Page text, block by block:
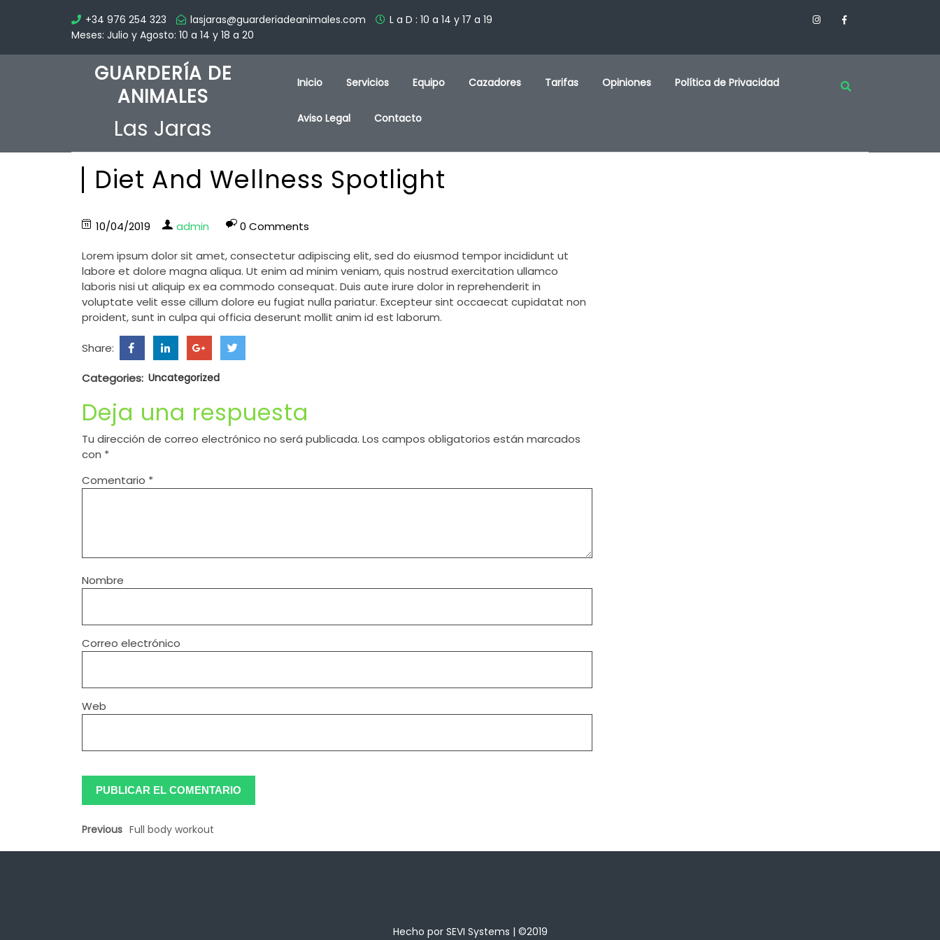
+34 976 254 323 lasjaras@guarderiadeanimales.com
L a D : 10 a 14 y 17 a 19
Meses: Julio y Agosto: 10 a 14 y 18 a 20
GUARDERÍA DE
ANIMALES
Las Jaras
Inicio Servicios Equipo Cazadores Tarifas Opiniones Política de Privacidad
Aviso Legal Contacto
Diet And Wellness Spotlight
10/04/2019 admin
0 Comments
Lorem ipsum dolor sit amet, consectetur adipiscing elit, sed do eiusmod tempor incididunt ut
labore et dolore magna aliqua. Ut enim ad minim veniam, quis nostrud exercitation ullamco
laboris nisi ut aliquip ex ea commodo consequat. Duis aute irure dolor in reprehenderit in
voluptate velit esse cillum dolore eu fugiat nulla pariatur. Excepteur sint occaecat cupidatat non
proident, sunt in culpa qui officia deserunt mollit anim id est laborum.
Share:
Categories: Uncategorized
Deja una respuesta
Tu dirección de correo electrónico no será publicada. Los campos obligatorios están marcados
con *
Comentario *
Nombre
Correo electrónico
Web
Previous Full body workout
Hecho por SEVI Systems | ©2019